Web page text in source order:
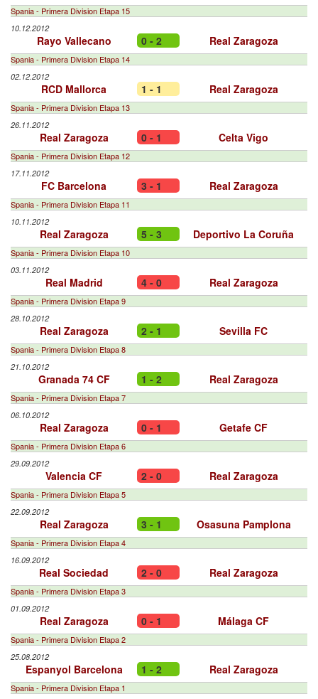
Spania - Primera Division Etapa 15
10.12.2012
Rayo Vallecano 0 - 2 Real Zaragoza
Spania - Primera Division Etapa 14
02.12.2012
RCD Mallorca 1 - 1 Real Zaragoza
Spania - Primera Division Etapa 13
26.11.2012
Real Zaragoza 0 - 1 Celta Vigo
Spania - Primera Division Etapa 12
17.11.2012
FC Barcelona 3 - 1 Real Zaragoza
Spania - Primera Division Etapa 11
10.11.2012
Real Zaragoza 5 - 3 Deportivo La Coruña
Spania - Primera Division Etapa 10
03.11.2012
Real Madrid 4 - 0 Real Zaragoza
Spania - Primera Division Etapa 9
28.10.2012
Real Zaragoza 2 - 1 Sevilla FC
Spania - Primera Division Etapa 8
21.10.2012
Granada 74 CF 1 - 2 Real Zaragoza
Spania - Primera Division Etapa 7
06.10.2012
Real Zaragoza 0 - 1 Getafe CF
Spania - Primera Division Etapa 6
29.09.2012
Valencia CF 2 - 0 Real Zaragoza
Spania - Primera Division Etapa 5
22.09.2012
Real Zaragoza 3 - 1 Osasuna Pamplona
Spania - Primera Division Etapa 4
16.09.2012
Real Sociedad 2 - 0 Real Zaragoza
Spania - Primera Division Etapa 3
01.09.2012
Real Zaragoza 0 - 1 Málaga CF
Spania - Primera Division Etapa 2
25.08.2012
Espanyol Barcelona 1 - 2 Real Zaragoza
Spania - Primera Division Etapa 1